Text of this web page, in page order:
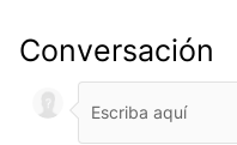
Conversación